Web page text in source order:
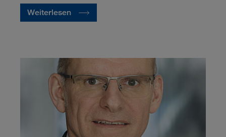
Weiterlesen